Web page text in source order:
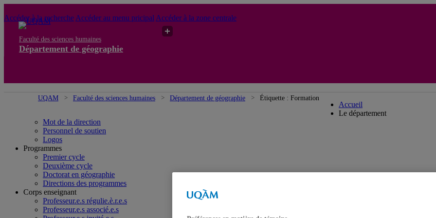
Accéder à la recherche Accéder au menu pricipal Accéder à la zone centrale
Faculté des sciences humaines
Département de géographie
UQAM Faculté des sciences humaines Département de géographie Étiquette : Formation
Accueil
Le département
Mot de la direction
Personnel de soutien
Logos
Programmes
Premier cycle
Deuxième cycle
Doctorat en géographie
Directions des programmes
Corps enseignant
Professeur.e.s régulie.è.r.e.s
Professeur.e.s associé.e.s